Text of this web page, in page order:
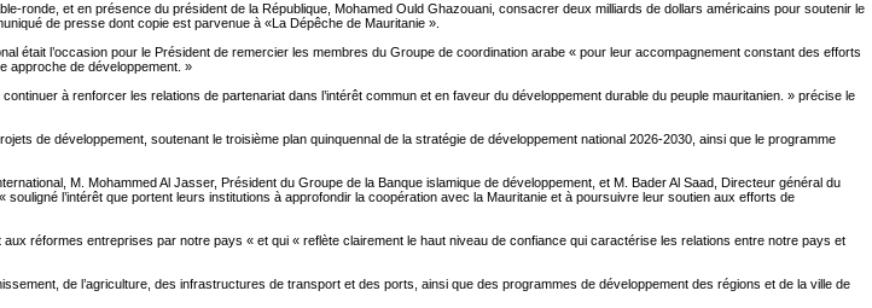
ronde, et en présence du président de la République, Mohamed Ould Ghazouani, consacrer deux milliards de dollars américains pour soutenir le
de presse dont copie est parvenue à «La Dépêche de Mauritanie ».
était l’occasion pour le Président de remercier les membres du Groupe de coordination arabe « pour leur accompagnement constant des efforts
approche de développement. »
à renforcer les relations de partenariat dans l’intérêt commun et en faveur du développement durable du peuple mauritanien. » précise le
de développement, soutenant le troisième plan quinquennal de la stratégie de développement national 2026-2030, ainsi que le programme
M. Mohammed Al Jasser, Président du Groupe de la Banque islamique de développement, et M. Bader Al Saad, Directeur général du
l’intérêt que portent leurs institutions à approfondir la coopération avec la Mauritanie et à poursuivre leur soutien aux efforts de
réformes entreprises par notre pays « et qui « reflète clairement le haut niveau de confiance qui caractérise les relations entre notre pays et
de l’agriculture, des infrastructures de transport et des ports, ainsi que des programmes de développement des régions et de la ville de